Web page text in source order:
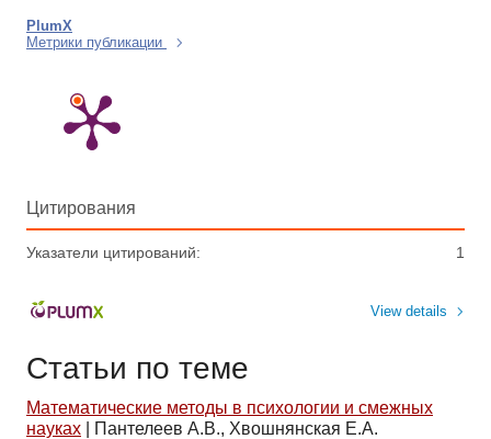
PlumX
Метрики публикации
Цитирования
Указатели цитирований: 1
View details
Статьи по теме
Математические методы в психологии и смежных
науках
Пантелеев А.В., Хвошнянская Е.А.